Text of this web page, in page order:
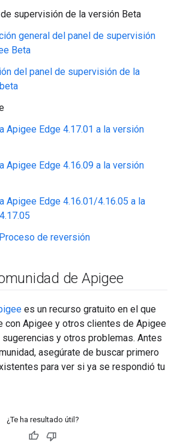
supervisión de la versión Beta
general del panel de supervisión
Beta
del panel de supervisión de la
Apigee Edge 4.17.01 a la versión
Apigee Edge 4.16.09 a la versión
Apigee Edge 4.16.01/4.16.05 a la
de reversión
de Apigee
es un recurso gratuito en el que
con Apigee y otros clientes de Apigee
y otros problemas. Antes
asegúrate de buscar primero
para ver si ya se respondió tu
¿Te ha resultado útil?